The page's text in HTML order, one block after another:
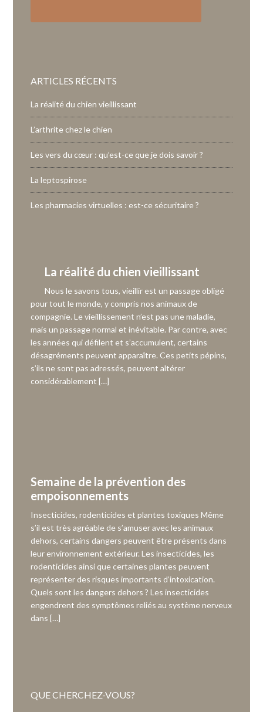
ARTICLES RÉCENTS
La réalité du chien vieillissant
L’arthrite chez le chien
Les vers du cœur : qu’est-ce que je dois savoir ?
La leptospirose
Les pharmacies virtuelles : est-ce sécuritaire ?
La réalité du chien vieillissant
Nous le savons tous, vieillir est un passage obligé
pour tout le monde, y compris nos animaux de
compagnie. Le vieillissement n’est pas une maladie,
mais un passage normal et inévitable. Par contre, avec
les années qui défilent et s’accumulent, certains
désagréments peuvent apparaître. Ces petits pépins,
s’ils ne sont pas adressés, peuvent altérer
considérablement […]
Semaine de la prévention des
empoisonnements
Insecticides, rodenticides et plantes toxiques Même
s’il est très agréable de s’amuser avec les animaux
dehors, certains dangers peuvent être présents dans
leur environnement extérieur. Les insecticides, les
rodenticides ainsi que certaines plantes peuvent
représenter des risques importants d’intoxication.
Quels sont les dangers dehors ? Les insecticides
engendrent des symptômes reliés au système nerveux
dans […]
QUE CHERCHEZ-VOUS?